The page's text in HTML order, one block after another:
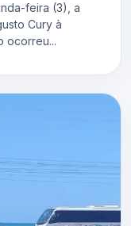
feira (3), a
Cury à
ocorreu...